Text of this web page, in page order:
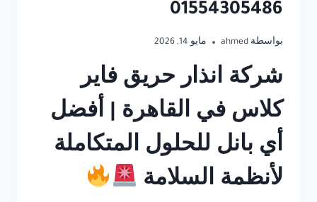
01554305486
بواسطة ahmed مايو 14, 2026
شركة انذار حريق فاير
كلاس في القاهرة | أفضل
أي بانل للحلول المتكاملة
لأنظمة السلامة